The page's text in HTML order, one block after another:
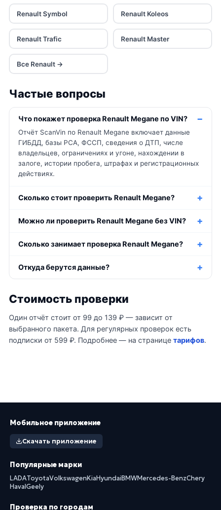
Renault Symbol Renault Koleos
Renault Trafic Renault Master
Все Renault →
Частые вопросы
Что покажет проверка Renault Megane по VIN?
Отчёт ScanVin по Renault Megane включает данные
ГИБДД, базы РСА, ФССП, сведения о ДТП, числе
владельцев, ограничениях и угоне, нахождении в
залоге, истории пробега, штрафах и регистрационных
действиях.
Сколько стоит проверить Renault Megane?
Можно ли проверить Renault Megane без VIN?
Сколько занимает проверка Renault Megane?
Откуда берутся данные?
Стоимость проверки
Один отчёт стоит от 99 до 139 ₽ — зависит от
выбранного пакета. Для регулярных проверок есть
подписки от 599 ₽. Подробнее — на странице тарифов.
Мобильное приложение
Скачать приложение
Популярные марки
LADAToyotaVolkswagenKiaHyundaiBMWMercedes-BenzChery
HavalGeely
Проверка по городам